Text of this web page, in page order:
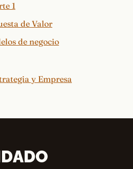
1
de Valor
de negocio
y Empresa